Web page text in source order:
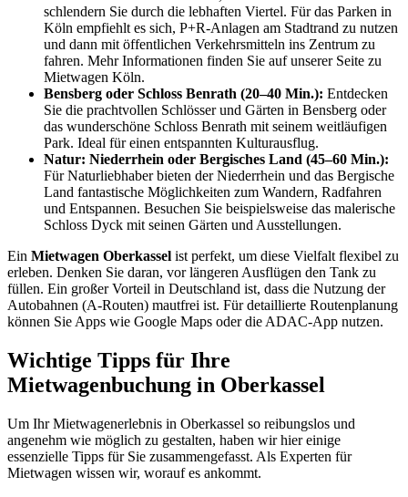
schlendern Sie durch die lebhaften Viertel. Für das Parken in
Köln empfiehlt es sich, P+R-Anlagen am Stadtrand zu nutzen
und dann mit öffentlichen Verkehrsmitteln ins Zentrum zu
fahren. Mehr Informationen finden Sie auf unserer Seite zu
Mietwagen Köln.
Bensberg oder Schloss Benrath (20–40 Min.): Entdecken
Sie die prachtvollen Schlösser und Gärten in Bensberg oder
das wunderschöne Schloss Benrath mit seinem weitläufigen
Park. Ideal für einen entspannten Kulturausflug.
Natur: Niederrhein oder Bergisches Land (45–60 Min.):
Für Naturliebhaber bieten der Niederrhein und das Bergische
Land fantastische Möglichkeiten zum Wandern, Radfahren
und Entspannen. Besuchen Sie beispielsweise das malerische
Schloss Dyck mit seinen Gärten und Ausstellungen.
Ein Mietwagen Oberkassel ist perfekt, um diese Vielfalt flexibel zu
erleben. Denken Sie daran, vor längeren Ausflügen den Tank zu
füllen. Ein großer Vorteil in Deutschland ist, dass die Nutzung der
Autobahnen (A-Routen) mautfrei ist. Für detaillierte Routenplanung
können Sie Apps wie Google Maps oder die ADAC-App nutzen.
Wichtige Tipps für Ihre
Mietwagenbuchung in Oberkassel
Um Ihr Mietwagenerlebnis in Oberkassel so reibungslos und
angenehm wie möglich zu gestalten, haben wir hier einige
essenzielle Tipps für Sie zusammengefasst. Als Experten für
Mietwagen wissen wir, worauf es ankommt.